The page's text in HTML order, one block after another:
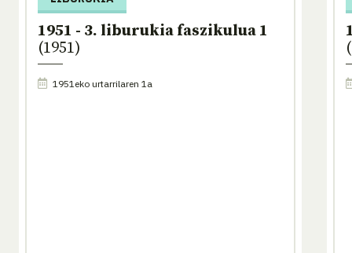
1951 - 3. liburukia faszikulua 1
(1951)
1951eko urtarrilaren 1a